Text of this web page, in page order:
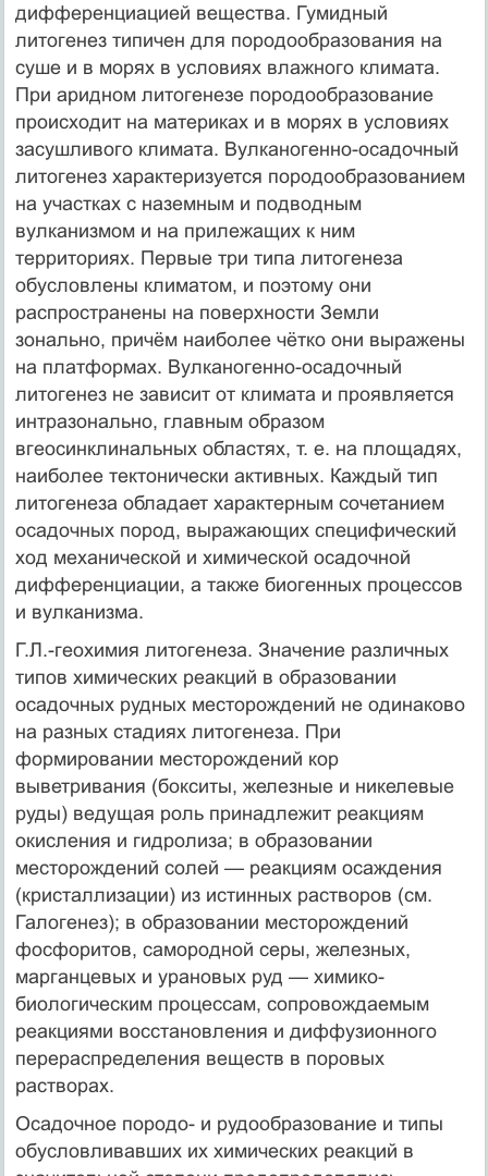
дифференциацией вещества. Гумидный
литогенез типичен для породообразования на
суше и в морях в условиях влажного климата.
При аридном литогенезе породообразование
происходит на материках и в морях в условиях
засушливого климата. Вулканогенно-осадочный
литогенез характеризуется породообразованием
на участках с наземным и подводным
вулканизмом и на прилежащих к ним
территориях. Первые три типа литогенеза
обусловлены климатом, и поэтому они
распространены на поверхности Земли
зонально, причём наиболее чётко они выражены
на платформах. Вулканогенно-осадочный
литогенез не зависит от климата и проявляется
интразонально, главным образом
вгеосинклинальных областях, т. е. на площадях,
наиболее тектонически активных. Каждый тип
литогенеза обладает характерным сочетанием
осадочных пород, выражающих специфический
ход механической и химической осадочной
дифференциации, а также биогенных процессов
и вулканизма.
Г.Л.-геохимия литогенеза. Значение различных
типов химических реакций в образовании
осадочных рудных месторождений не одинаково
на разных стадиях литогенеза. При
формировании месторождений кор
выветривания (бокситы, железные и никелевые
руды) ведущая роль принадлежит реакциям
окисления и гидролиза; в образовании
месторождений солей — реакциям осаждения
(кристаллизации) из истинных растворов (см.
Галогенез); в образовании месторождений
фосфоритов, самородной серы, железных,
марганцевых и урановых руд — химико-
биологическим процессам, сопровождаемым
реакциями восстановления и диффузионного
перераспределения веществ в поровых
растворах.
Осадочное породо- и рудообразование и типы
обусловливавших их химических реакций в